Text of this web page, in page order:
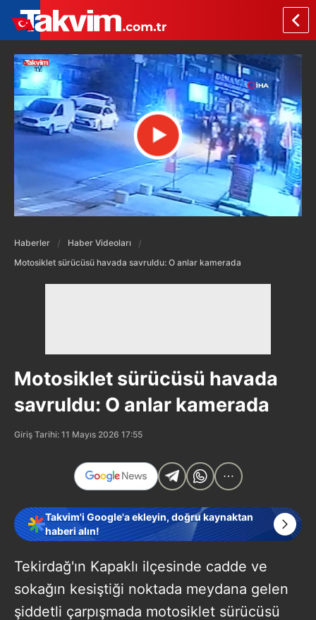
Haberler
Haber Videoları
Motosiklet sürücüsü havada savruldu: O anlar kamerada
Motosiklet sürücüsü havada
savruldu: O anlar kamerada
Giriş Tarihi: 11 Mayıs 2026 17:55
Takvim'i Google'a ekleyin, doğru kaynaktan
haberi alın!
Tekirdağ'ın Kapaklı ilçesinde cadde ve
sokağın kesiştiği noktada meydana gelen
şiddetli çarpışmada motosiklet sürücüsü